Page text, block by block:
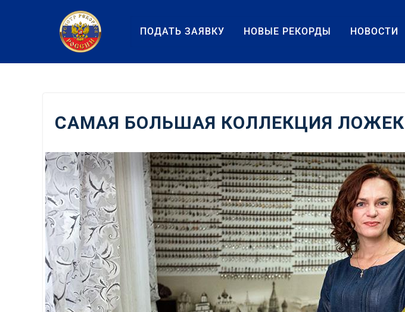
содержанию
ПОДАТЬ ЗАЯВКУ НОВЫЕ РЕКОРДЫ НОВОСТИ
САМАЯ БОЛЬШАЯ КОЛЛЕКЦИЯ ЛОЖЕК